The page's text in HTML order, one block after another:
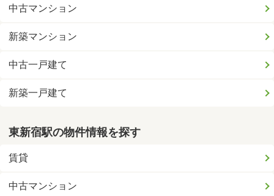
中古マンション
新築マンション
中古一戸建て
新築一戸建て
東新宿駅の物件情報を探す
賃貸
中古マンション